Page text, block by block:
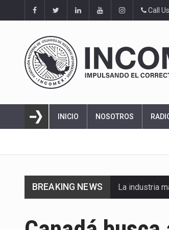
Call
INICIO NOSOTROS
BREAKING NEWS La industria